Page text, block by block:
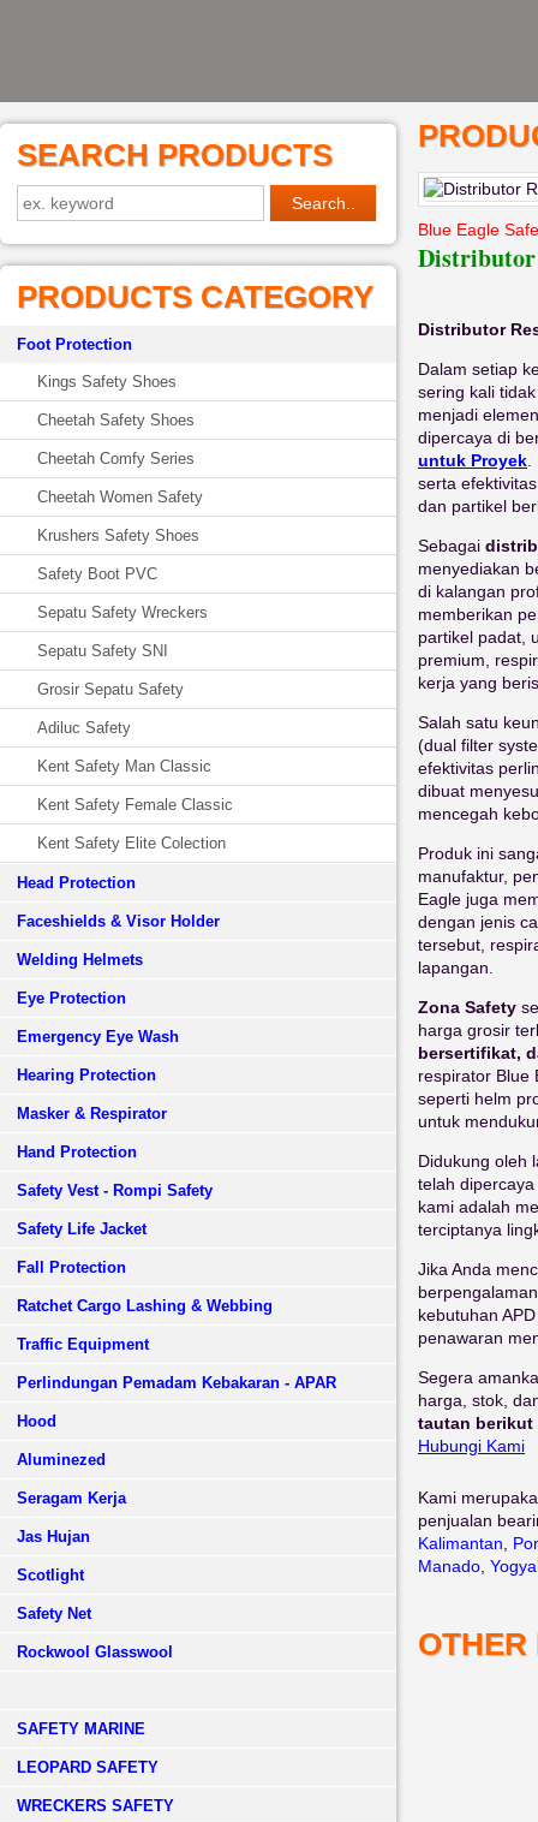
SEARCH PRODUCTS
PRODUCTS CATEGORY
Foot Protection
Kings Safety Shoes
Cheetah Safety Shoes
Cheetah Comfy Series
Cheetah Women Safety
Krushers Safety Shoes
Safety Boot PVC
Sepatu Safety Wreckers
Sepatu Safety SNI
Grosir Sepatu Safety
Adiluc Safety
Kent Safety Man Classic
Kent Safety Female Classic
Kent Safety Elite Colection
Head Protection
Faceshields & Visor Holder
Welding Helmets
Eye Protection
Emergency Eye Wash
Hearing Protection
Masker & Respirator
Hand Protection
Safety Vest - Rompi Safety
Safety Life Jacket
Fall Protection
Ratchet Cargo Lashing & Webbing
Traffic Equipment
Perlindungan Pemadam Kebakaran - APAR
Hood
Aluminezed
Seragam Kerja
Jas Hujan
Scotlight
Safety Net
Rockwool Glasswool
SAFETY MARINE
LEOPARD SAFETY
WRECKERS SAFETY
Blue Eagle
Distributor
Distributor
Dalam setiap
sering kali
menjadi
dipercaya di
untuk Proyek
serta
dan partikel
Sebagai
menyediakan
di kalangan
memberikan
partikel padat,
premium,
kerja yang
Salah satu
(dual filter
efektivitas
dibuat
mencegah
Produk ini
manufaktur,
Eagle juga
dengan jenis
tersebut,
lapangan.
Zona Safety
harga grosir
bersertifikat,
respirator Blue
seperti helm
untuk
Didukung oleh
telah
kami adalah
terciptanya
Jika Anda
kebutuhan
penawaran
Segera
harga, stok,
tautan berikut
Hubungi Kami
Kami
penjualan
Kalimantan
Manado
OTHER